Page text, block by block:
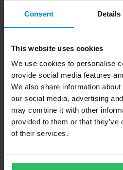
Consent Details
This website uses cookies
We use cookies to personalise
provide social media features
We also share information
our social media, advertising
may combine it with other
provided to them or that
of their services.